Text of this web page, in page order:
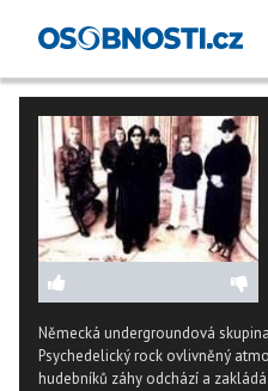
Německá undergroundová
Psychedelický rock ovlivněný
hudebníků záhy odchází a